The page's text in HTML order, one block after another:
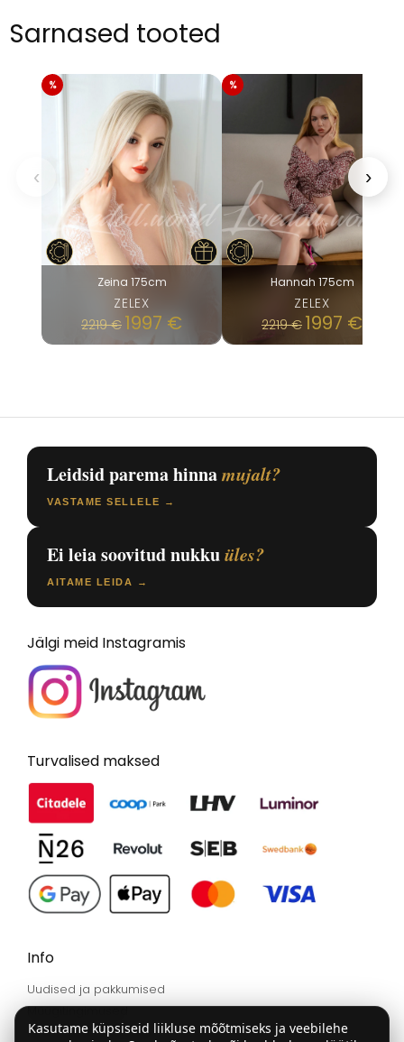
Sarnased tooted
‹
Zeina 175cm
ZELEX
2219€ 1997 €
Hannah 175cm
ZELEX
2219€ 1997 €
›
Leidsid parema hinnamujalt?
VASTAME SELLELE →
Ei leia soovitud nukkuüles?
AITAME LEIDA →
Jälgi meid Instagramis
Turvalised maksed
Info
Uudised ja pakkumised
Müügitingimused
Privaatsustingimused
Kasutame küpsiseid liikluse mõõtmiseks ja veebilehe